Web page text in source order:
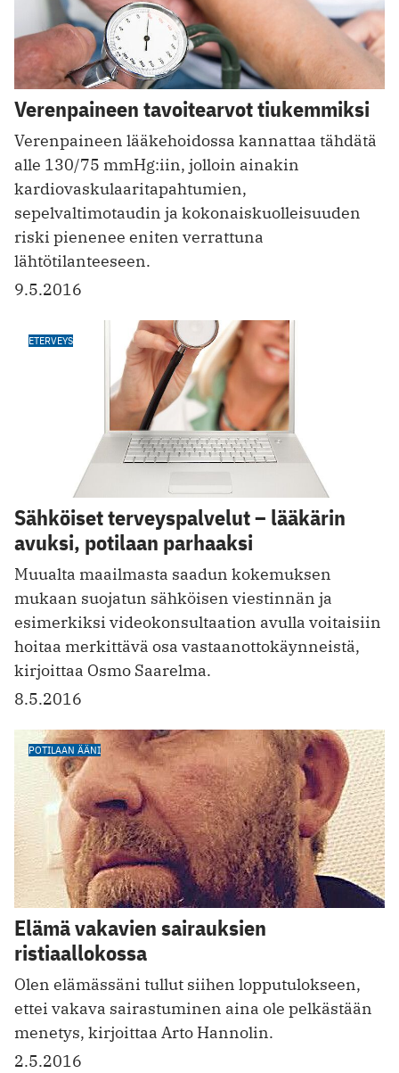
Verenpaineen tavoitearvot tiukemmiksi
Verenpaineen lääkehoidossa kannattaa tähdätä
alle 130/75 mmHg:iin, jolloin ainakin
kardiovaskulaaritapahtumien,
sepelvaltimotaudin ja kokonaiskuolleisuuden
riski pienenee eniten verrattuna
lähtötilanteeseen.
9.5.2016
ETERVEYS
Sähköiset terveyspalvelut – lääkärin
avuksi, potilaan parhaaksi
Muualta maailmasta saadun kokemuksen
mukaan suojatun sähköisen viestinnän ja
esimerkiksi videokonsultaation avulla voitaisiin
hoitaa merkittävä osa vastaanottokäynneistä,
kirjoittaa Osmo Saarelma.
8.5.2016
POTILAAN ÄÄNI
Elämä vakavien sairauksien
ristiaallokossa
Olen elämässäni tullut siihen lopputulokseen,
ettei vakava sairastuminen aina ole pelkästään
menetys, kirjoittaa Arto Hannolin.
2.5.2016